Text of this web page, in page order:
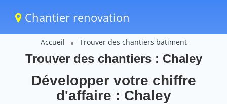
Chantier renovation
Accueil Trouver des chantiers batiment
Trouver des chantiers : Chaley
Développer votre chiffre
d'affaire : Chaley